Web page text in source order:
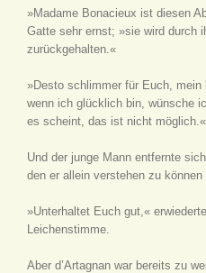
»Madame Bonacieux ist diesen
Gatte sehr ernst; »sie wird durch
zurückgehalten.«
»Desto schlimmer für Euch,
wenn ich glücklich bin, wünsche
es scheint, das ist nicht möglich.«
Und der junge Mann entfernte
den er allein verstehen zu können
»Unterhaltet Euch gut,«
Leichenstimme.
Aber d’Artagnan war bereits zu